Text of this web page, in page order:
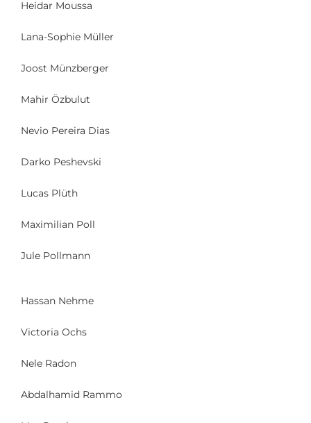
Heidar Moussa
Lana-Sophie Müller
Joost Münzberger
Mahir Özbulut
Nevio Pereira Dias
Darko Peshevski
Lucas Plüth
Maximilian Poll
Jule Pollmann
Hassan Nehme
Victoria Ochs
Nele Radon
Abdalhamid Rammo